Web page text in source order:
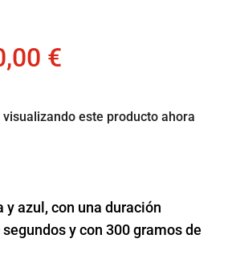
€
este producto ahora
y azul, con una duración
y con 300 gramos de